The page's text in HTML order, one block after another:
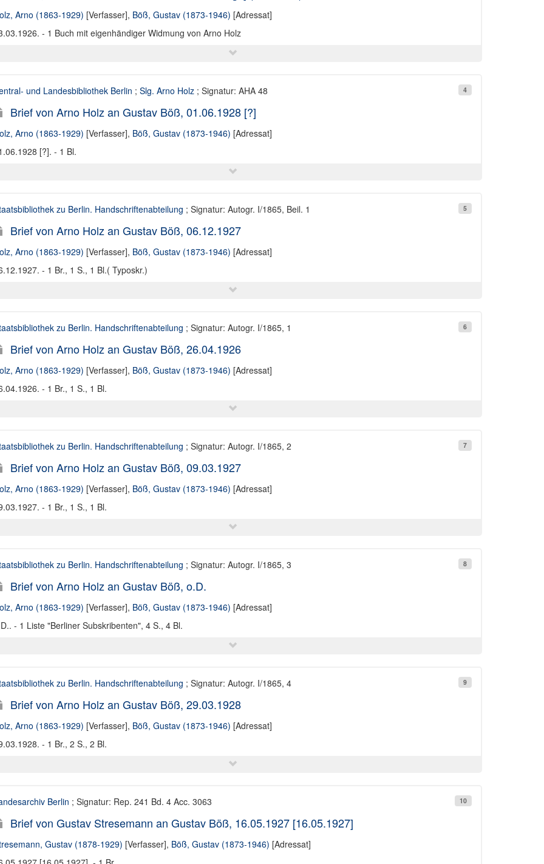
Arno (1863-1929) [Verfasser], Böß, Gustav (1873-1946) [Adressat]
- 1 Buch mit eigenhändiger Widmung von Arno Holz
4
und Landesbibliothek Berlin ; Slg. Arno Holz; Signatur: AHA 48
Brief von Arno Holz an Gustav Böß, 01.06.1928 [?]
Arno (1863-1929) [Verfasser], Böß, Gustav (1873-1946) [Adressat]
[?]. - 1 Bl.
5
zu Berlin. Handschriftenabteilung ; Signatur: Autogr. I/1865, Beil. 1
Brief von Arno Holz an Gustav Böß, 06.12.1927
Arno (1863-1929) [Verfasser], Böß, Gustav (1873-1946) [Adressat]
- 1 Br., 1 S., 1 Bl.( Typoskr.)
6
zu Berlin. Handschriftenabteilung ; Signatur: Autogr. I/1865, 1
Brief von Arno Holz an Gustav Böß, 26.04.1926
Arno (1863-1929) [Verfasser], Böß, Gustav (1873-1946) [Adressat]
- 1 Br., 1 S., 1 Bl.
7
zu Berlin. Handschriftenabteilung ; Signatur: Autogr. I/1865, 2
Brief von Arno Holz an Gustav Böß, 09.03.1927
Arno (1863-1929) [Verfasser], Böß, Gustav (1873-1946) [Adressat]
- 1 Br., 1 S., 1 Bl.
8
zu Berlin. Handschriftenabteilung ; Signatur: Autogr. I/1865, 3
Brief von Arno Holz an Gustav Böß, o.D.
Arno (1863-1929) [Verfasser], Böß, Gustav (1873-1946) [Adressat]
- 1 Liste "Berliner Subskribenten", 4 S., 4 Bl.
9
zu Berlin. Handschriftenabteilung ; Signatur: Autogr. I/1865, 4
Brief von Arno Holz an Gustav Böß, 29.03.1928
Arno (1863-1929) [Verfasser], Böß, Gustav (1873-1946) [Adressat]
- 1 Br., 2 S., 2 Bl.
10
Berlin ; Signatur: Rep. 241 Bd. 4 Acc. 3063
Brief von Gustav Stresemann an Gustav Böß, 16.05.1927 [16.05.1927]
Gustav (1878-1929) [Verfasser], Böß, Gustav (1873-1946) [Adressat]